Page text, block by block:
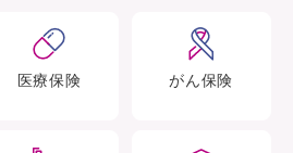
医療保険 がん保険